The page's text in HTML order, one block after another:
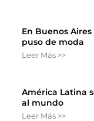
En Buenos
puso de moda
Leer Más >>
América Latina
al mundo
Leer Más >>